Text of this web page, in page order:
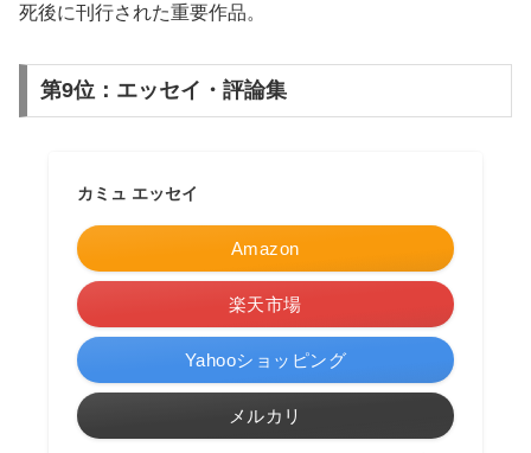
死後に刊行された重要作品。
第9位：エッセイ・評論集
カミュ エッセイ
Amazon
楽天市場
Yahooショッピング
メルカリ